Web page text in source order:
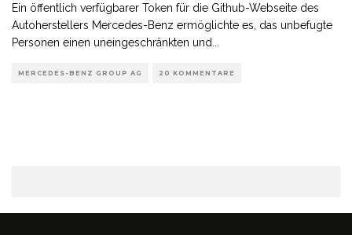
Ein öffentlich verfügbarer Token für die Github-Webseite des
Autoherstellers Mercedes-Benz ermöglichte es, das unbefugte
Personen einen uneingeschränkten und
MERCEDES-BENZ GROUP AG 20 KOMMENTARE